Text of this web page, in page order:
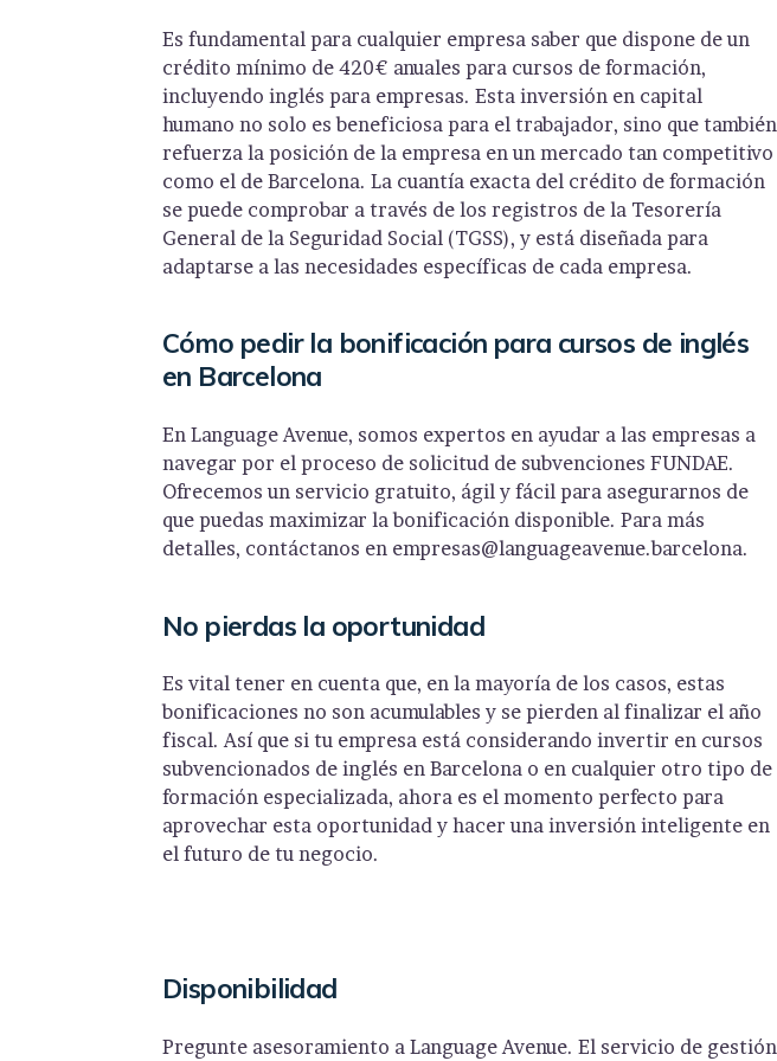
Es fundamental para cualquier empresa saber que dispone de un
crédito mínimo de 420€ anuales para cursos de formación,
incluyendo inglés para empresas. Esta inversión en capital
humano no solo es beneficiosa para el trabajador, sino que también
refuerza la posición de la empresa en un mercado tan competitivo
como el de Barcelona. La cuantía exacta del crédito de formación
se puede comprobar a través de los registros de la Tesorería
General de la Seguridad Social (TGSS), y está diseñada para
adaptarse a las necesidades específicas de cada empresa.
Cómo pedir la bonificación para cursos de inglés
en Barcelona
En Language Avenue, somos expertos en ayudar a las empresas a
navegar por el proceso de solicitud de subvenciones FUNDAE.
Ofrecemos un servicio gratuito, ágil y fácil para asegurarnos de
que puedas maximizar la bonificación disponible. Para más
detalles, contáctanos en empresas@languageavenue.barcelona.
No pierdas la oportunidad
Es vital tener en cuenta que, en la mayoría de los casos, estas
bonificaciones no son acumulables y se pierden al finalizar el año
fiscal. Así que si tu empresa está considerando invertir en cursos
subvencionados de inglés en Barcelona o en cualquier otro tipo de
formación especializada, ahora es el momento perfecto para
aprovechar esta oportunidad y hacer una inversión inteligente en
el futuro de tu negocio.
Disponibilidad
Pregunte asesoramiento a Language Avenue. El servicio de gestión